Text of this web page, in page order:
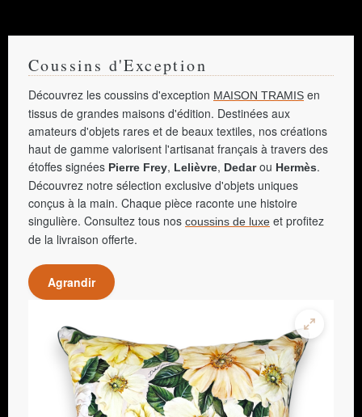
Coussins d'Exception
Découvrez les coussins d'exception MAISON TRAMIS en
tissus de grandes maisons d'édition. Destinées aux
amateurs d'objets rares et de beaux textiles, nos créations
haut de gamme valorisent l'artisanat français à travers des
étoffes signées Pierre Frey, Lelièvre, Dedarou Hermès.
Découvrez notre sélection exclusive d'objets uniques
conçus à la main. Chaque pièce raconte une histoire
singulière. Consultez tous nos coussins de luxe et profitez
de la livraison offerte.
Agrandir